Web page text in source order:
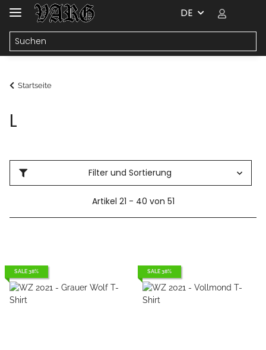
DE
Startseite
L
Filter und Sortierung
Artikel 21 - 40 von 51
SALE 38% SALE 38%